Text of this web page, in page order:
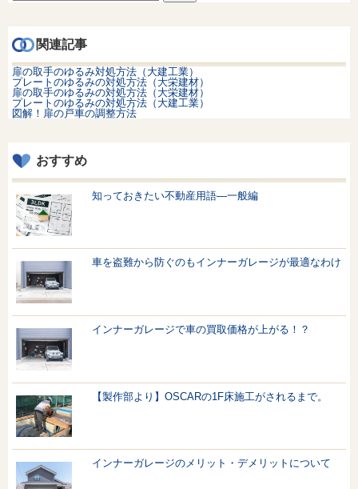
関連記事
扉の取手のゆるみ対処方法（大建工業）
プレートのゆるみの対処方法（大栄建材）
扉の取手のゆるみの対処方法（大栄建材）
プレートのゆるみの対処方法（大建工業）
図解！扉の戸車の調整方法
おすすめ
知っておきたい不動産用語—一般編
車を盗難から防ぐのもインナーガレージが最適なわけ
インナーガレージで車の買取価格が上がる！？
【製作部より】OSCARの1F床施工がされるまで。
インナーガレージのメリット・デメリットについて